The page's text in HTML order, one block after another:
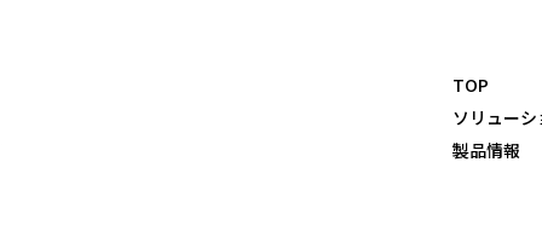
TOP
ソリューシ
製品情報